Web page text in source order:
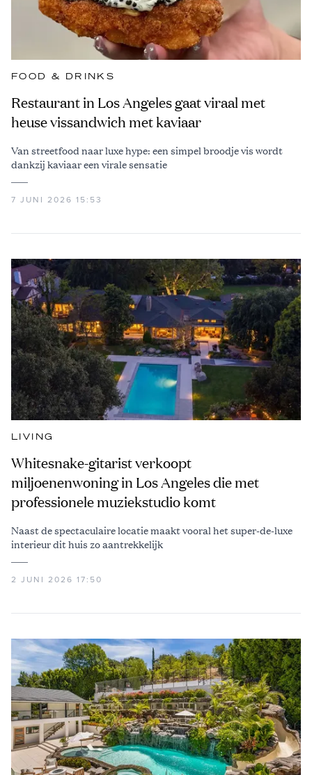
FOOD & DRINKS
Restaurant in Los Angeles gaat viraal met
heuse vissandwich met kaviaar
Van streetfood naar luxe hype: een simpel broodje vis wordt
dankzij kaviaar een virale sensatie
7 JUNI 2026 15:53
LIVING
Whitesnake-gitarist verkoopt
miljoenenwoning in Los Angeles die met
professionele muziekstudio komt
Naast de spectaculaire locatie maakt vooral het super-de-luxe
interieur dit huis zo aantrekkelijk
2 JUNI 2026 17:50